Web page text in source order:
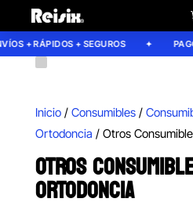
+ RÁPIDOS + SEGUROS
Inicio/ Consumibles/
Ortodoncia / Otros
OTROS
ORTODONCIA